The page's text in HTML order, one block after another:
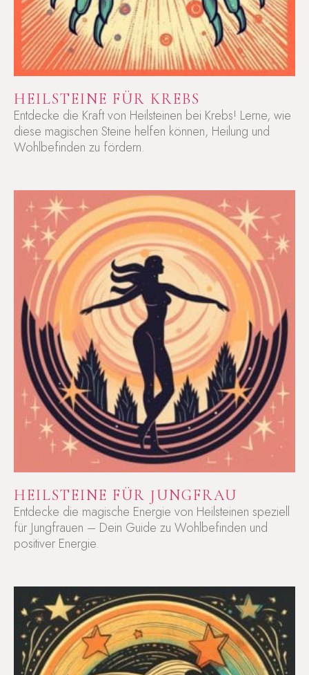
HEILSTEINE FÜR KREBS
Entdecke die Kraft von Heilsteinen bei Krebs! Lerne, wie
diese magischen Steine helfen können, Heilung und
Wohlbefinden zu fördern.
HEILSTEINE FÜR JUNGFRAU
Entdecke die magische Energie von Heilsteinen speziell
für Jungfrauen – Dein Guide zu Wohlbefinden und
positiver Energie.